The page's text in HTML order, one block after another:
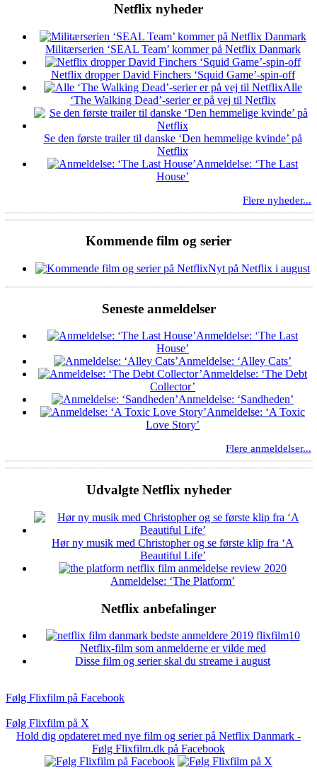
Netflix nyheder
Militærserien ‘SEAL Team’ kommer på Netflix Danmark
Netflix dropper David Finchers ‘Squid Game’-spin-off
Alle
‘The Walking Dead’-serier er på vej til Netflix
Se den første trailer til danske ‘Den hemmelige kvinde’ på
Netflix
Anmeldelse: ‘The Last
House’
Flere nyheder...
Kommende film og serier
Nyt på Netflix i august
Seneste anmeldelser
Anmeldelse: ‘The Last
House’
Anmeldelse: ‘Alley Cats’
Anmeldelse: ‘The Debt
Collector’
Anmeldelse: ‘Sandheden’
Anmeldelse: ‘A Toxic
Love Story’
Flere anmeldelser...
Udvalgte Netflix nyheder
Hør ny musik med Christopher og se første klip fra ‘A
Beautiful Life’
Anmeldelse: ‘The Platform’
Netflix anbefalinger
10
Netflix-film som anmelderne er vilde med
Disse film og serier skal du streame i august
Følg Flixfilm på Facebook
Følg Flixfilm på X
Hold dig opdateret med nye film og serier på Netflix Danmark -
Følg Flixfilm.dk på Facebook